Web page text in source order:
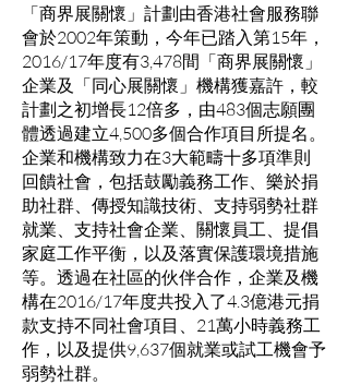
「商界展關懷」計劃由香港社會服務聯
會於2002年策動，今年已踏入第15年，
2016/17年度有3,478間「商界展關懷」
企業及「同心展關懷」機構獲嘉許，較
計劃之初增長12倍多，由483個志願團
體透過建立4,500多個合作項目所提名。
企業和機構致力在3大範疇十多項準則
回饋社會，包括鼓勵義務工作、樂於捐
助社群、傳授知識技術、支持弱勢社群
就業、支持社會企業、關懷員工、提倡
家庭工作平衡，以及落實保護環境措施
等。透過在社區的伙伴合作，企業及機
構在2016/17年度共投入了4.3億港元捐
款支持不同社會項目、21萬小時義務工
作，以及提供9,637個就業或試工機會予
弱勢社群。